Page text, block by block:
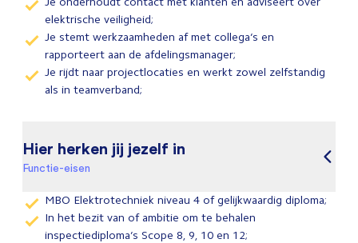
elektrische veiligheid;
Je stemt werkzaamheden af met collega’s en
rapporteert aan de afdelingsmanager;
Je rijdt naar projectlocaties en werkt zowel zelfstandig
als in teamverband;
Hier herken jij jezelf in
Functie-eisen
MBO Elektrotechniek niveau 4 of gelijkwaardig diploma;
In het bezit van of ambitie om te behalen
inspectiediploma’s Scope 8, 9, 10 en 12;